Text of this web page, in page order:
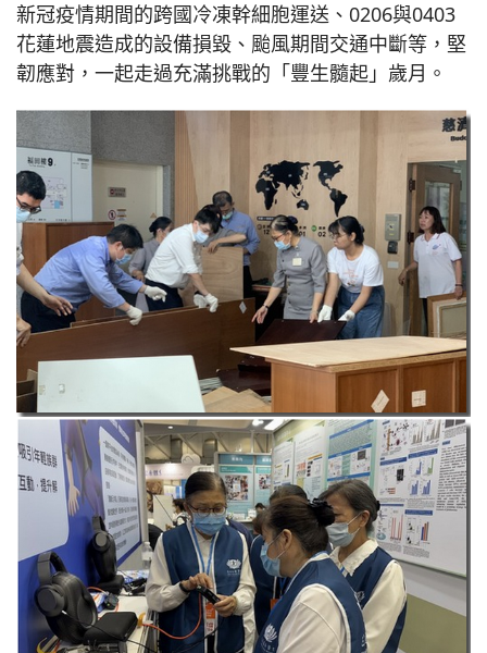
新冠疫情期間的跨國冷凍幹細胞運送、0206與0403
花蓮地震造成的設備損毀、颱風期間交通中斷等，堅
韌應對，一起走過充滿挑戰的「豐生髓起」歲月。